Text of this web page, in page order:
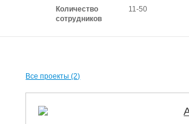
Количество
сотрудников
11-50
Все проекты (2)